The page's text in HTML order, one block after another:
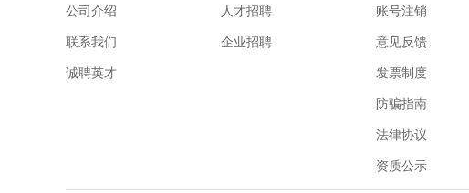
公司介绍
联系我们
诚聘英才
人才招聘
企业招聘
账号注销
意见反馈
发票制度
防骗指南
法律协议
资质公示